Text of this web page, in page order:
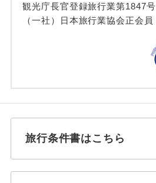
観光庁長官登録旅行業第1847号
（一社）日本旅行業協会正会員
旅行条件書はこちら